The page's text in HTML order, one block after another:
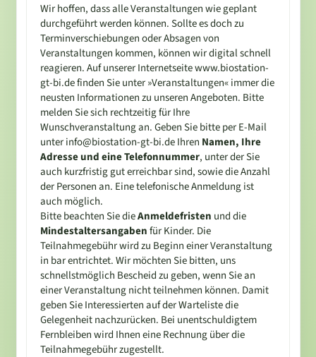
Wir hoffen, dass alle Veranstaltungen wie geplant
durchgeführt werden können. Sollte es doch zu
Terminverschiebungen oder Absagen von
Veranstaltungen kommen, können wir digital schnell
reagieren. Auf unserer Internetseite www.biostation-
gt-bi.de finden Sie unter »Veranstaltungen« immer die
neusten Informationen zu unseren Angeboten. Bitte
melden Sie sich rechtzeitig für Ihre
Wunschveranstaltung an. Geben Sie bitte per E-Mail
unter info@biostation-gt-bi.de Ihren Namen, Ihre
Adresse und eine Telefonnummer, unter der Sie
auch kurzfristig gut erreichbar sind, sowie die Anzahl
der Personen an. Eine telefonische Anmeldung ist
auch möglich.
Bitte beachten Sie dieAnmeldefristen und die
Mindestaltersangaben für Kinder. Die
Teilnahmegebühr wird zu Beginn einer Veranstaltung
in bar entrichtet. Wir möchten Sie bitten, uns
schnellstmöglich Bescheid zu geben, wenn Sie an
einer Veranstaltung nicht teilnehmen können. Damit
geben Sie Interessierten auf der Warteliste die
Gelegenheit nachzurücken. Bei unentschuldigtem
Fernbleiben wird Ihnen eine Rechnung über die
Teilnahmegebühr zugestellt.